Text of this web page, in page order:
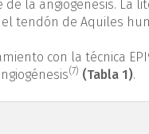
la angiogénesis. La
el tendón de Aquiles
con la técnica
(7) (Tabla 1).